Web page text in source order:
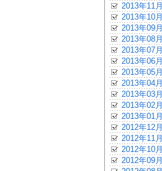
2013年11月
2013年10月
2013年09月
2013年08月
2013年07月
2013年06月
2013年05月
2013年04月
2013年03月
2013年02月
2013年01月
2012年12月
2012年11月
2012年10月
2012年09月